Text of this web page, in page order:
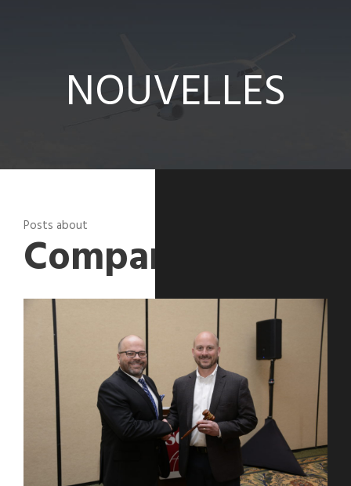
NOUVELLES
NOUVELLES
Posts about
Company